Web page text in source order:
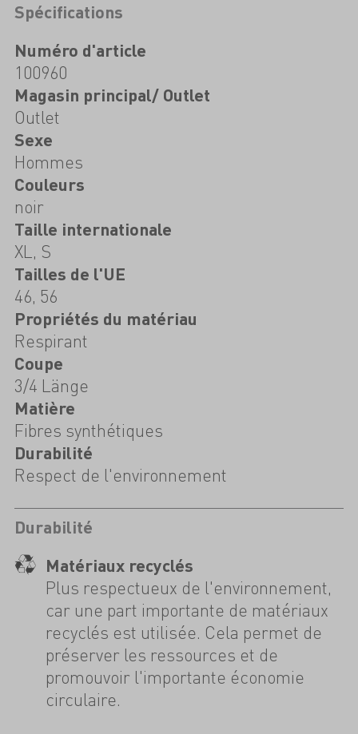
Spécifications
Numéro d'article
100960
Magasin principal/ Outlet
Outlet
Sexe
Hommes
Couleurs
noir
Taille internationale
XL, S
Tailles de l'UE
46, 56
Propriétés du matériau
Respirant
Coupe
3/4 Länge
Matière
Fibres synthétiques
Durabilité
Respect de l'environnement
Durabilité
Matériaux recyclés
Plus respectueux de l'environnement,
car une part importante de matériaux
recyclés est utilisée. Cela permet de
préserver les ressources et de
promouvoir l'importante économie
circulaire.